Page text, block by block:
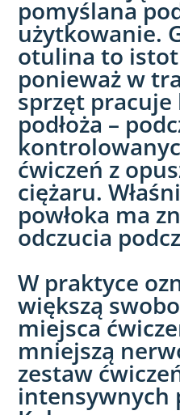
pomyślana
użytkowanie.
otulina to
ponieważ w
sprzęt
podłoża –
ćwiczeń z
ciężaru.
powłoka ma
odczucia
W praktyce
większą
miejsca
mniejszą
zestaw
intensywnych